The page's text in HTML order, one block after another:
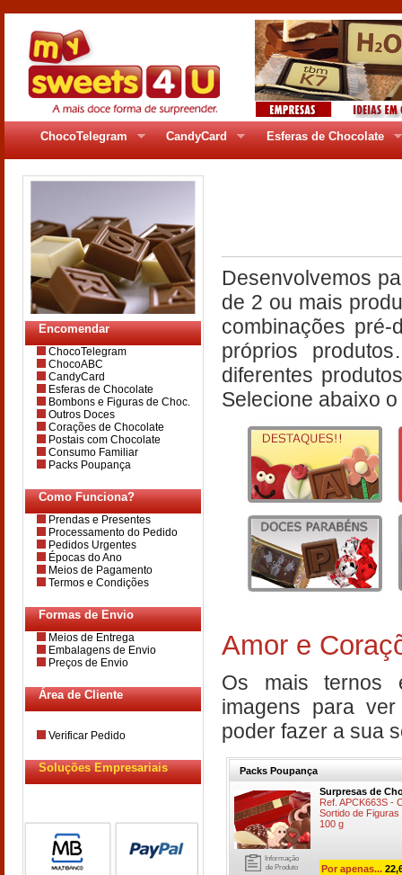
ChocoTelegram CandyCard Esferas de Chocolate
Encomendar
ChocoTelegram
ChocoABC
CandyCard
Esferas de Chocolate
Bombons e Figuras de Choc.
Outros Doces
Corações de Chocolate
Postais com Chocolate
Consumo Familiar
Packs Poupança
Como Funciona?
Prendas e Presentes
Processamento do Pedido
Pedidos Urgentes
Épocas do Ano
Meios de Pagamento
Termos e Condições
Formas de Envio
Meios de Entrega
Embalagens de Envio
Preços de Envio
Área de Cliente
Verificar Pedido
Soluções Empresariais
Desenvolvemos
de 2 ou mais
combinações
próprios
diferentes
Selecione abaixo
Amor e
Os mais ternos
imagens para
poder fazer a sua
Packs Poupança
Informação
de Produto
Surpresas de
Ref. APCK663S -
Sortido de
100 g
Por apenas...